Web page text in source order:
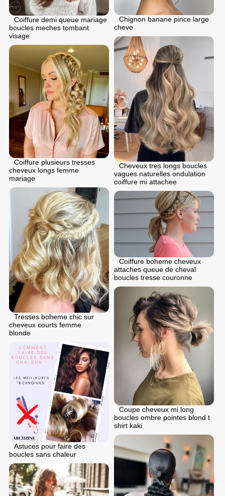
Coiffure demi queue mariage
boucles meches tombant
visage
Chignon banane pince large
cheve
Cheveux tres longs boucles
vagues naturelles ondulation
coiffure mi attachee
Coiffure plusieurs tresses
cheveux longs femme
mariage
Tresses boheme chic sur
cheveux courts femme
blonde
Coiffure boheme cheveux
attaches queue de cheval
boucles tresse couronne
Coupe cheveux mi long
boucles ombre pointes blond t
shirt kaki
Astuces pour faire des
boucles sans chaleur